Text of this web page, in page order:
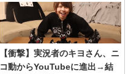
【衝撃】実況者のキヨさん、ニ
コ動からYouTubeに進出→結